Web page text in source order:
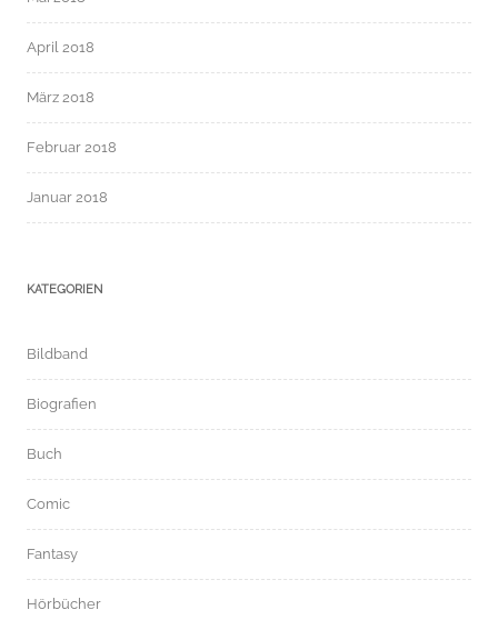
April 2018
März 2018
Februar 2018
Januar 2018
KATEGORIEN
Bildband
Biografien
Buch
Comic
Fantasy
Hörbücher